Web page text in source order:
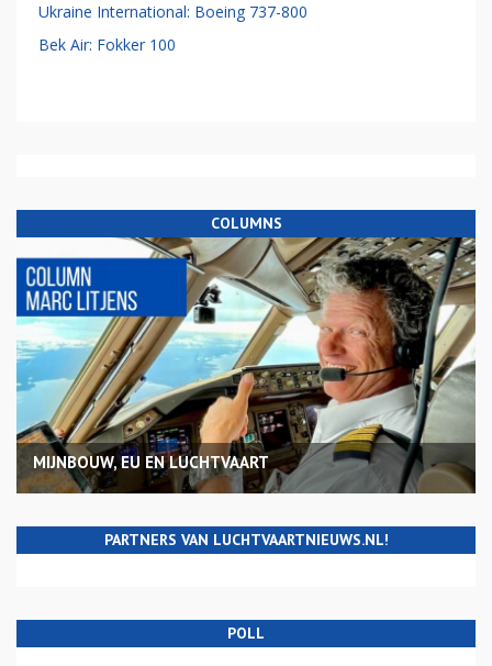
Ukraine International: Boeing 737-800
Bek Air: Fokker 100
COLUMNS
MIJNBOUW, EU EN LUCHTVAART
PARTNERS VAN LUCHTVAARTNIEUWS.NL!
POLL